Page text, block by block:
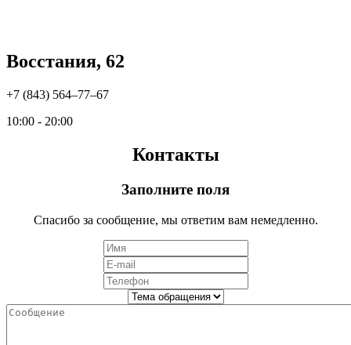
Восстания, 62
+7 (843) 564‒77‒67
10:00 - 20:00
Контакты
Заполните поля
Спасибо за сообщение, мы ответим вам немедленно.